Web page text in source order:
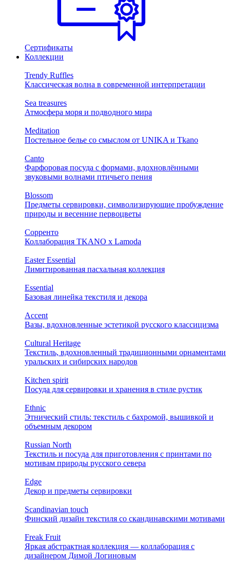
Сертификаты
Коллекции
Trendy Ruffles
Классическая волна в современной интерпретации
Sea treasures
Атмосфера моря и подводного мира
Meditation
Постельное белье со смыслом от UNIKA и Tkano
Canto
Фарфоровая посуда с формами, вдохновлёнными
звуковыми волнами птичьего пения
Blossom
Предметы сервировки, символизирующие пробуждение
природы и весенние первоцветы
Сорренто
Коллаборация TKANO х Lamoda
Easter Essential
Лимитированная пасхальная коллекция
Essential
Базовая линейка текстиля и декора
Accent
Вазы, вдохновленные эстетикой русского классицизма
Cultural Heritage
Текстиль, вдохновленный традиционными орнаментами
уральских и сибирских народов
Kitchen spirit
Посуда для сервировки и хранения в стиле рустик
Ethnic
Этнический стиль: текстиль с бахромой, вышивкой и
объемным декором
Russian North
Текстиль и посуда для приготовления с принтами по
мотивам природы русского севера
Edge
Декор и предметы сервировки
Scandinavian touch
Финский дизайн текстиля со скандинавскими мотивами
Freak Fruit
Яркая абстрактная коллекция — коллаборация с
дизайнером Димой Логиновым